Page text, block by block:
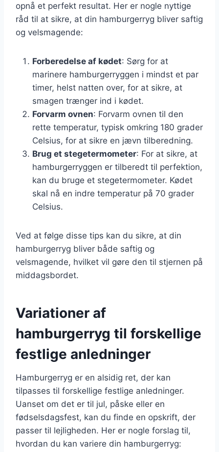
opnå et perfekt resultat. Her er nogle nyttige
råd til at sikre, at din hamburgerryg bliver saftig
og velsmagende:
Forberedelse af kødet: Sørg for at
marinere hamburgerryggen i mindst et par
timer, helst natten over, for at sikre, at
smagen trænger ind i kødet.
Forvarm ovnen: Forvarm ovnen til den
rette temperatur, typisk omkring 180 grader
Celsius, for at sikre en jævn tilberedning.
Brug et stegetermometer: For at sikre, at
hamburgerryggen er tilberedt til perfektion,
kan du bruge et stegetermometer. Kødet
skal nå en indre temperatur på 70 grader
Celsius.
Ved at følge disse tips kan du sikre, at din
hamburgerryg bliver både saftig og
velsmagende, hvilket vil gøre den til stjernen på
middagsbordet.
Variationer af
hamburgerryg til forskellige
festlige anledninger
Hamburgerryg er en alsidig ret, der kan
tilpasses til forskellige festlige anledninger.
Uanset om det er til jul, påske eller en
fødselsdagsfest, kan du finde en opskrift, der
passer til lejligheden. Her er nogle forslag til,
hvordan du kan variere din hamburgerryg: